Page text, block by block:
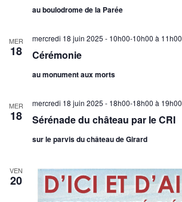
au boulodrome de la Parée
MER
18 Cérémonie
mercredi 18 juin 2025 - 10h00-10h00 à 11h00
au monument aux morts
MER
18 Sérénade du château par le CRI
mercredi 18 juin 2025 - 18h00-18h00 à 19h00
sur le parvis du château de Girard
VEN
20